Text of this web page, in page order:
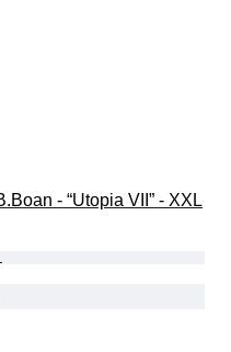
- “Utopia VII” - XXL